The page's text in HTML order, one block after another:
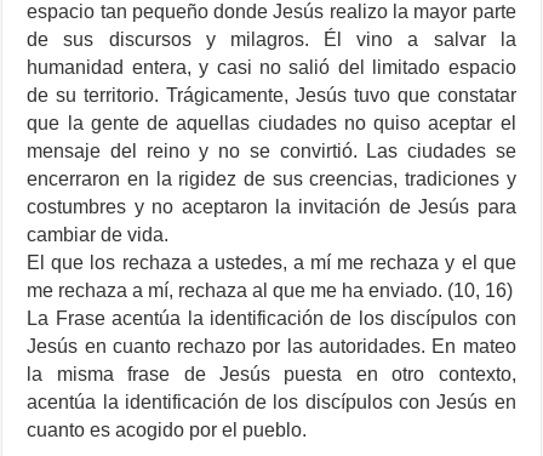
espacio tan pequeño donde Jesús realizo la mayor parte
de sus discursos y milagros. Él vino a salvar la
humanidad entera, y casi no salió del limitado espacio
de su territorio. Trágicamente, Jesús tuvo que constatar
que la gente de aquellas ciudades no quiso aceptar el
mensaje del reino y no se convirtió. Las ciudades se
encerraron en la rigidez de sus creencias, tradiciones y
costumbres y no aceptaron la invitación de Jesús para
cambiar de vida.
El que los rechaza a ustedes, a mí me rechaza y el que
me rechaza a mí, rechaza al que me ha enviado. (10, 16)
La Frase acentúa la identificación de los discípulos con
Jesús en cuanto rechazo por las autoridades. En mateo
la misma frase de Jesús puesta en otro contexto,
acentúa la identificación de los discípulos con Jesús en
cuanto es acogido por el pueblo.